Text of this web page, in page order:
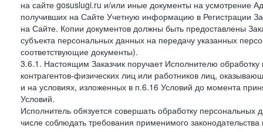
на сайте gosuslugi.ru и/или иные документы на усмотрение
получивших на Сайте Учетную информацию в Регистрации
на Сайте. Копии документов должны быть предоставлены
субъекта персональных данных на передачу указанных
соответствующие документы).
3.6.1. Настоящим Заказчик поручает Исполнителю
контрагентов-физических лиц или работников лиц,
и на условиях, изложенных в п.6.16 Условий до момента
Условий.
Исполнитель обязуется совершать обработку
числе соблюдать требования применимого